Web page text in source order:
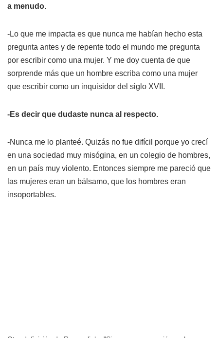
a menudo.
-Lo que me impacta es que nunca me habían hecho esta
pregunta antes y de repente todo el mundo me pregunta
por escribir como una mujer. Y me doy cuenta de que
sorprende más que un hombre escriba como una mujer
que escribir como un inquisidor del siglo XVII.
-Es decir que dudaste nunca al respecto.
-Nunca me lo planteé. Quizás no fue difícil porque yo crecí
en una sociedad muy misógina, en un colegio de hombres,
en un país muy violento. Entonces siempre me pareció que
las mujeres eran un bálsamo, que los hombres eran
insoportables.